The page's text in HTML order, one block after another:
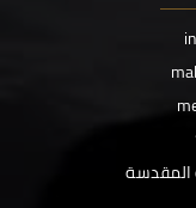
المقدسة